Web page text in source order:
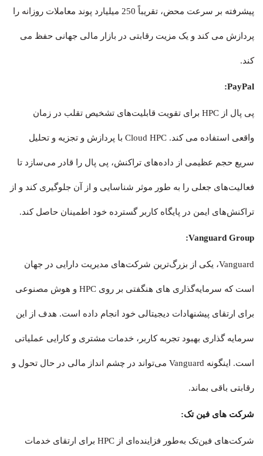
پیشرفته بر سرعت محض، تقریباً 250 میلیارد پوند معاملات روزانه را
پردازش می کند و یک مزیت رقابتی در بازار مالی جهانی حفظ می
کند.
PayPal:
پی پال از HPC برای تقویت قابلیت‌های تشخیص تقلب در زمان
واقعی استفاده می کند. Cloud HPC با پردازش و تجزیه و تحلیل
سریع حجم عظیمی از داده‌های تراکنش، پی پال را قادر می‌سازد تا
فعالیت‌های جعلی را به طور موثر شناسایی و از آن جلوگیری کند و از
تراکنش‌های ایمن در پایگاه کاربر گسترده خود اطمینان حاصل کند.
Vanguard Group:
Vanguard، یکی از بزرگ‌ترین شرکت‌های مدیریت دارایی در جهان
است که سرمایه‌گذاری های هنگفتی بر روی HPC و هوش مصنوعی
برای ارتقای پیشنهادات دیجیتالی خود انجام داده است. هدف از این
سرمایه گذاری بهبود تجربه کاربر، خدمات مشتری و کارایی عملیاتی
است. اینگونه Vanguard می‌تواند در چشم انداز مالی در حال تحول و
رقابتی باقی بماند.
شرکت های فین تک:
شرکت‌های فین‌تک به‌طور فزاینده‌ای از HPC برای ارتقای خدمات